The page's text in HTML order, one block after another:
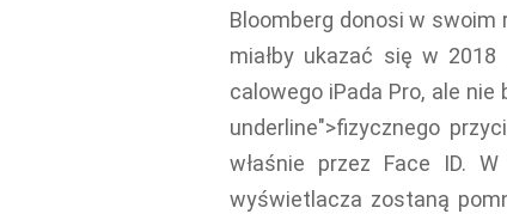
Bloomberg donosi w swoim
miałby ukazać się w 2018
calowego iPada Pro, ale nie
underline">fizycznego
właśnie przez Face ID.
wyświetlacza zostaną